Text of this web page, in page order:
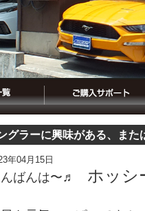
グラーに興味がある、また
年04月15日
ばんは〜♬ ホッシ